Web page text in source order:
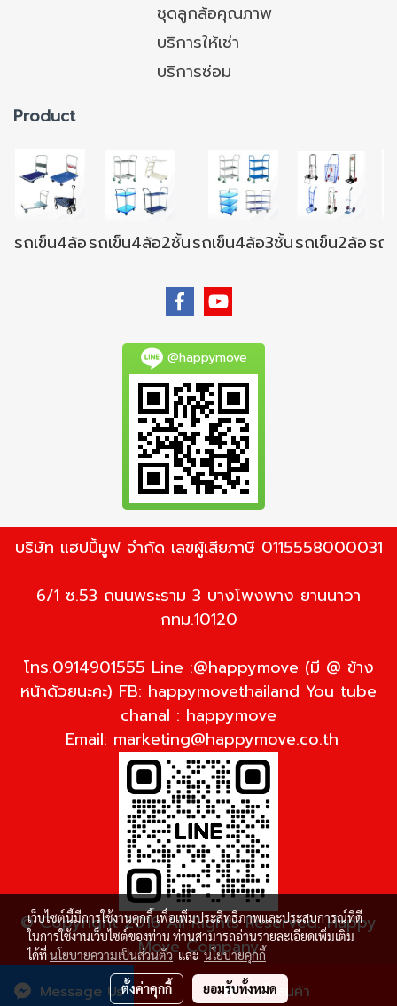
สั่งซื้อสินค้า
Message Us
ชุดลูกล้อคุณภาพ
บริการให้เช่า
บริการซ่อม
Product
รถเข็น4ล้อรถเข็น4ล้อ2ชั้นรถเข็น4ล้อ3ชั้นรถเข็น2ล้อรถ
@happymove
บริษัท แฮปปี้มูฟ จำกัด เลขผู้เสียภาษี 0115558000031
6/1 ซ.53 ถนนพระราม 3 บางโพงพาง ยานนาวา
กทม.10120
โทร.0914901555 Line :@happymove (มี @ ข้าง
หน้าด้วยนะคะ) FB: happymovethailand You tube
chanal : happymove
Email: marketing@happymove.co.th
© Copyright 2016 All Rights Reserved. Happy
Move Company
ผู้เข้าชมวันนี้ 1
เว็บไซต์นี้มีการใช้งานคุกกี้ เพื่อเพิ่มประสิทธิภาพและประสบการณ์ที่ดี
ในการใช้งานเว็บไซต์ของท่าน ท่านสามารถอ่านรายละเอียดเพิ่มเติม
ได้ที่นโยบายความเป็นส่วนตัวและนโยบายคุกกี้
ตั้งค่าคุกกี้ ยอมรับทั้งหมด